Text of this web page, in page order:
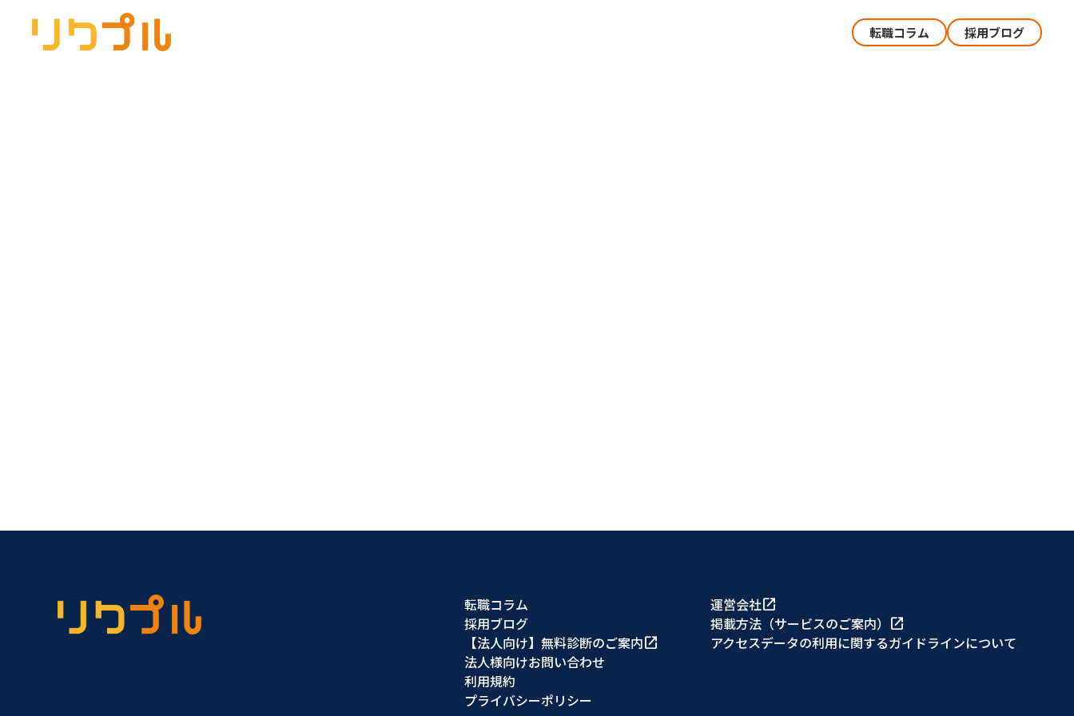
転職コラム 採用ブログ
転職コラム
採用ブログ
【法人向け】無料診断のご案内open_in_new
法人様向けお問い合わせ
利用規約
プライバシーポリシー
運営会社open_in_new
掲載方法（サービスのご案内） open_in_new
アクセスデータの利用に関するガイドラインについて